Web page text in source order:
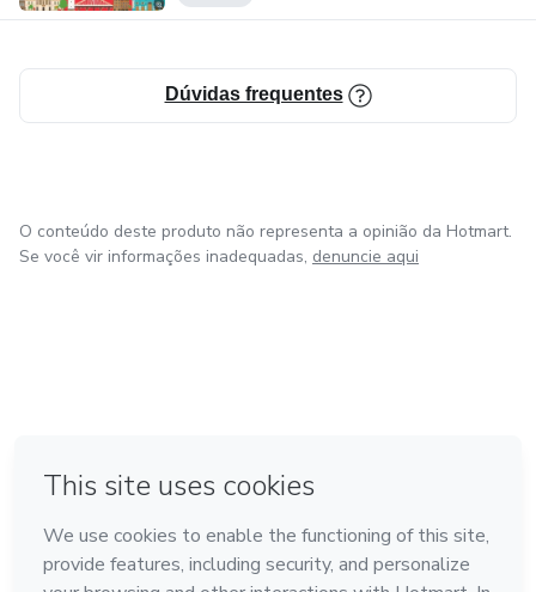
Dúvidas frequentes
O conteúdo deste produto não representa a opinião da Hotmart.
Se você vir informações inadequadas, denuncie aqui
Feito com ❤ em Amsterdam